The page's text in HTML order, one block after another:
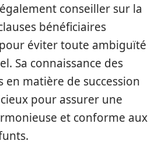
conseiller sur la
bénéficiaires
pour éviter toute ambiguïté
Sa connaissance des
matière de succession
pour assurer une
et conforme aux